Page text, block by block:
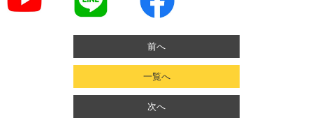
前へ
一覧へ
次へ